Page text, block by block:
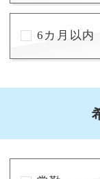
6カ月以内